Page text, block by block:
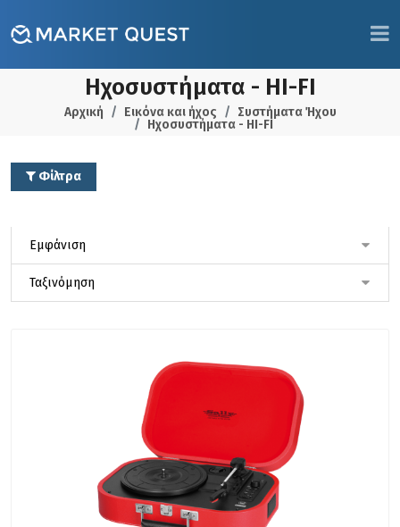
Ηχοσυστήματα - HI-FI
Αρχική Εικόνα και ήχος
Συστήματα Ήχου
Ηχοσυστήματα - HI-FI
Φίλτρα